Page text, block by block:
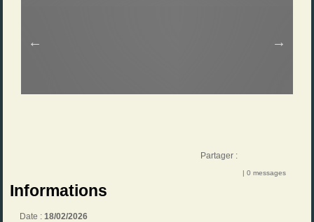
Partager :
| 0 messages
Informations
Date :18/02/2026